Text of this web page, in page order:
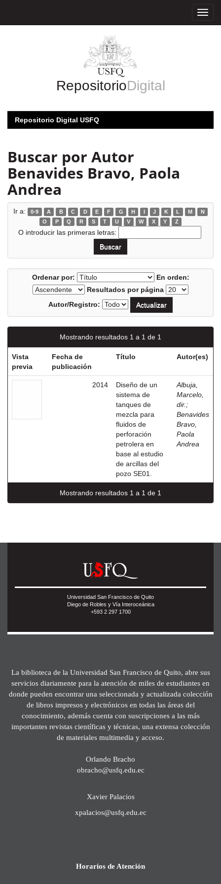
RepositorioDigital
Repositorio Digital USFQ
Buscar por Autor
Benavides Bravo, Paola
Andrea
Ir a: 0-9 A B C D E F G H I J K L M
N
O
P Q R S T U V W X Y Z
O introducir las primeras letras:
Ordenar por:
En orden:
Resultados por página
Autor/Registro:
Mostrando resultados 1 a 1 de 1
Vista
previa
Fecha de
publicación
Título Autor(es)
2014
Diseño de un
sistema de
tanques de
mezcla para
fluidos de
perforación
petrolera en
base al estudio
de arcillas del
pozo SE01.
Albuja,
Marcelo,
dir. ;
Benavides
Bravo,
Paola
Andrea
Mostrando resultados 1 a 1 de 1
Universidad San Francisco de Quito
Diego de Robles y Vía Interoceánica
+593 2 297 1700
La biblioteca de la Universidad San Francisco de Quito, abre sus
servicios diariamente para la atención de miles de estudiantes en
donde pueden encontrar una seleccionada y actualizada colección
de libros impresos y electrónicos en todas las áreas del
conocimiento, además cuenta con suscripciones a las más
importantes revistas científicas y técnicas, una extensa colección
de materiales multimedia y acceso.
Orlando Bracho
obracho@usfq.edu.ec
Xavier Palacios
xpalacios@usfq.edu.ec
Horarios de Atención